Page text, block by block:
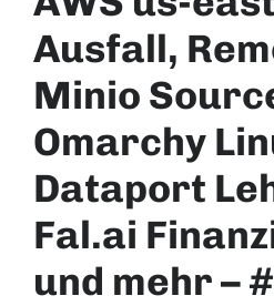
Ausfall,
Minio
Omarchy
Dataport
Fal.ai
und mehr –